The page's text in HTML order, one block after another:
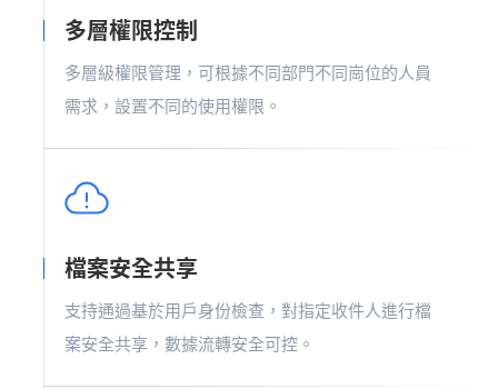
多層權限控制
多層級權限管理，可根據不同部門不同崗位的人員
需求，設置不同的使用權限。
檔案安全共享
支持通過基於用戶身份檢查，對指定收件人進行檔
案安全共享，數據流轉安全可控。